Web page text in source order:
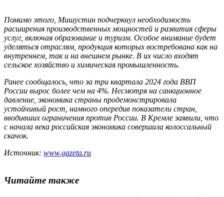
Помимо этого, Мишустин подчеркнул необходимость
расширения производственных мощностей и развития сферы
услуг, включая образование и туризм. Особое внимание будет
уделяться отраслям, продукция которых востребована как на
внутреннем, так и на внешнем рынке. В их число входят
сельское хозяйство и химическая промышленность.
Ранее сообщалось, что за три квартала 2024 года ВВП
России вырос более чем на 4%. Несмотря на санкционное
давление, экономика страны продемонстрировала
устойчивый рост, намного опередив показатели стран,
вводивших ограничения против России. В Кремле заявили, что
с начала века российская экономика совершила колоссальный
скачок.
Источник: www.gazeta.ru
Читайте также